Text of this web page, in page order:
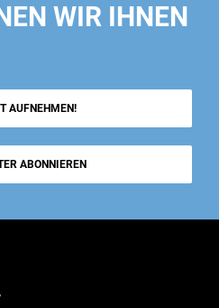
WIR IHNEN
AUFNEHMEN!
ABONNIEREN